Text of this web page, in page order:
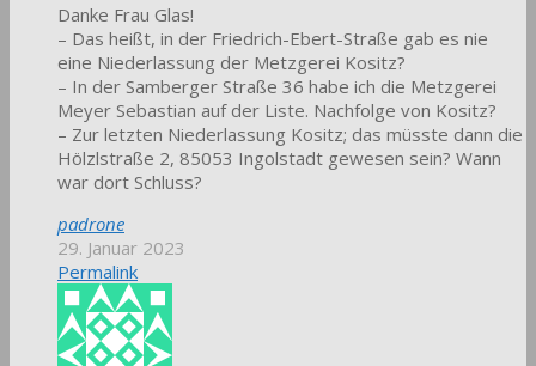
Danke Frau Glas!
– Das heißt, in der Friedrich-Ebert-Straße gab es nie
eine Niederlassung der Metzgerei Kositz?
– In der Samberger Straße 36 habe ich die Metzgerei
Meyer Sebastian auf der Liste. Nachfolge von Kositz?
– Zur letzten Niederlassung Kositz; das müsste dann die
Hölzlstraße 2, 85053 Ingolstadt gewesen sein? Wann
war dort Schluss?
padrone
29. Januar 2023
Permalink